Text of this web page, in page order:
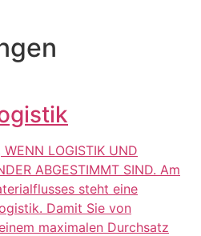
WENN LOGISTIK UND
ABGESTIMMT SIND. Am
steht eine
Damit Sie von
maximalen Durchsatz